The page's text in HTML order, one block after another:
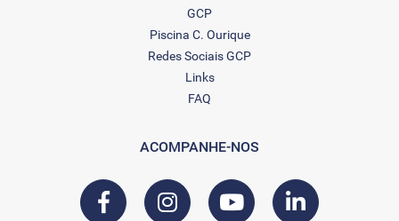
GCP
Piscina C. Ourique
Redes Sociais GCP
Links
FAQ
ACOMPANHE-NOS